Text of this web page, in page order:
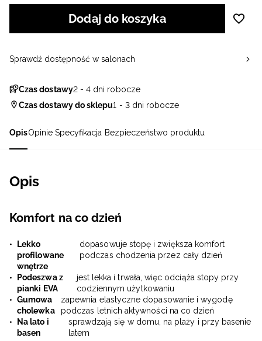
OpisOpinie Specyfikacja Bezpieczeństwo produktu
Opis
Komfort na co dzień
Lekko
profilowane
wnętrze
dopasowuje stopę i zwiększa komfort
podczas chodzenia przez cały dzień
Podeszwa z
pianki EVA
jest lekka i trwała, więc odciąża stopy przy
codziennym użytkowaniu
Gumowa
cholewka
zapewnia elastyczne dopasowanie i wygodę
podczas letnich aktywności na co dzień
Na lato i
basen
sprawdzają się w domu, na plaży i przy basenie
latem
Dodaj do koszyka
Czas dostawy2 - 4 dni robocze
Czas dostawy do sklepu1 - 3 dni robocze
Sprawdź dostępność w salonach